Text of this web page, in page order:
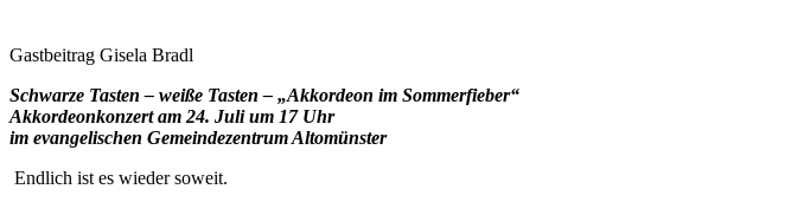
Gastbeitrag Gisela Bradl
Schwarze Tasten – weiße Tasten – „Akkordeon im Sommerfieber“
Akkordeonkonzert am 24. Juli um 17 Uhr
im evangelischen Gemeindezentrum Altomünster
Endlich ist es wieder soweit.